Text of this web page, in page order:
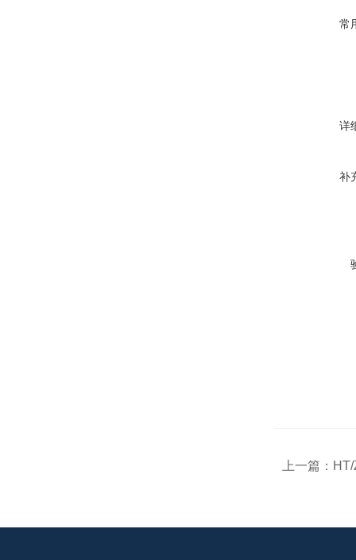
常
详
补
上一篇：